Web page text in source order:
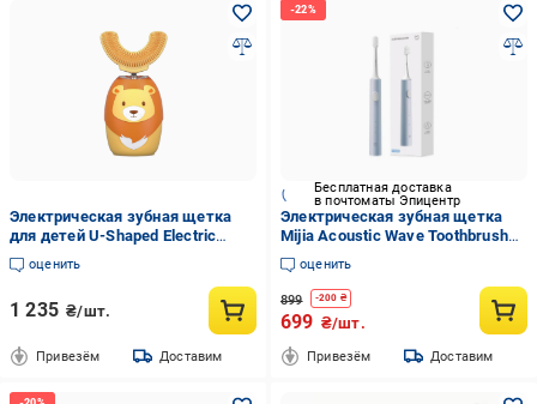
Электрическая зубная щетка
для детей U-Shaped Electric
Toothbrush for Kids WK WT-C02
Yellow (b86898a9)
оценить
1 235 ₴/шт.
Привезём Доставим
Бесплатная доставка
в почтоматы Эпицентр
Электрическая зубная щетка
Mijia Acoustic Wave Toothbrush
T200 MES606 Blue
оценить
899 -200 ₴
699 ₴/шт.
Привезём Доставим